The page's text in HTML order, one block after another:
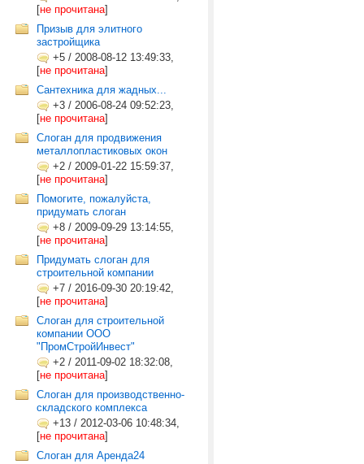
[не прочитана]
Призыв для элитного
застройщика
+5 / 2008-08-12 13:49:33,
[не прочитана]
Сантехника для жадных...
+3 / 2006-08-24 09:52:23,
[не прочитана]
Слоган для продвижения
металлопластиковых окон
+2 / 2009-01-22 15:59:37,
[не прочитана]
Помогите, пожалуйста,
придумать слоган
+8 / 2009-09-29 13:14:55,
[не прочитана]
Придумать слоган для
строительной компании
+7 / 2016-09-30 20:19:42,
[не прочитана]
Слоган для строительной
компании ООО
"ПромСтройИнвест"
+2 / 2011-09-02 18:32:08,
[не прочитана]
Слоган для производственно-
складского комплекса
+13 / 2012-03-06 10:48:34,
[не прочитана]
Слоган для Аренда24